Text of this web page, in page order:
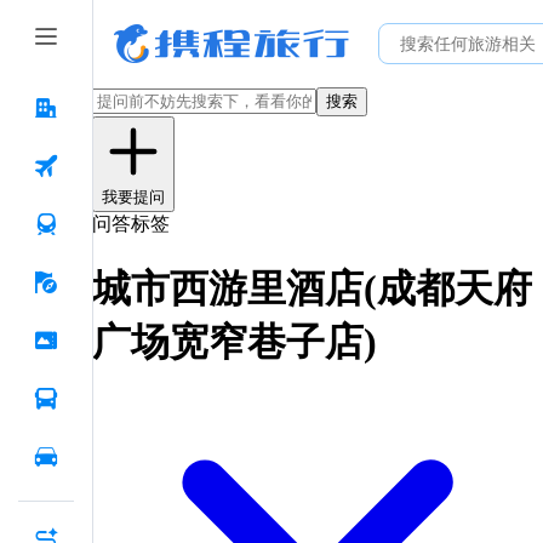
搜索
我要提问
问答标签
城市西游里酒店(成都天府
广场宽窄巷子店)